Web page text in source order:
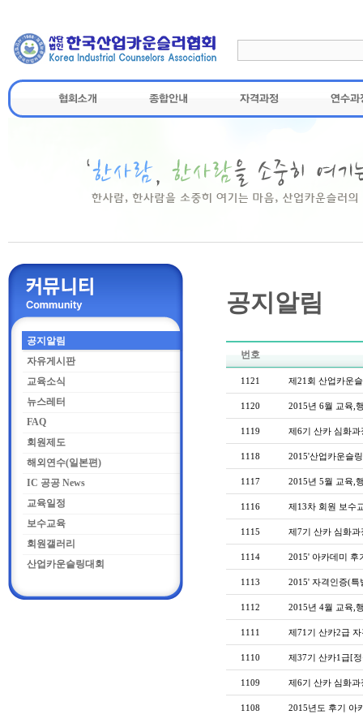
공지알림
자유게시판
교육소식
뉴스레터
FAQ
회원제도
해외연수(일본편)
IC 공공 News
교육일정
보수교육
회원갤러리
산업카운슬링대회
공지알림
번호
1121 제21회 산업카운
1120 2015년 6월 교육,
1119 제6기 산카 심화
1118 2015'산업카운슬
1117 2015년 5월 교육,
1116 제13차 회원 보수
1115 제7기 산카 심화
1114 2015' 아카데미 후
1113 2015' 자격인증(특
1112 2015년 4월 교육,
1111 제71기 산카2급
1110 제37기 산카1급[
1109 제6기 산카 심화
1108 2015년도 후기 아